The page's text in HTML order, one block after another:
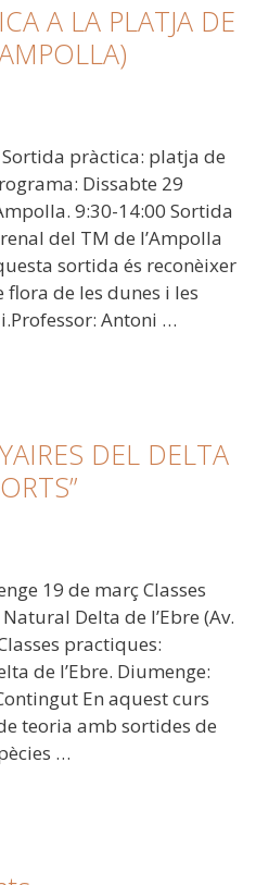
A LA PLATJA DE
pràctica: platja de
Dissabte 29
9:30-14:00 Sortida
del TM de l’Ampolla
sortida és reconèixer
flora de les dunes i les
Antoni …
DEL DELTA
19 de març Classes
Delta de l’Ebre (Av.
practiques:
de l’Ebre. Diumenge:
En aquest curs
teoria amb sortides de
…